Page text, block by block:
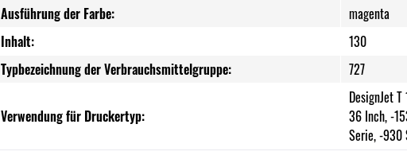
Ausführung der Farbe:
magenta
Inhalt:
130
Typbezeichnung der Verbrauchsmittelgruppe:
727
Verwendung für Druckertyp:
DesignJet
36 Inch, -
Serie, -930